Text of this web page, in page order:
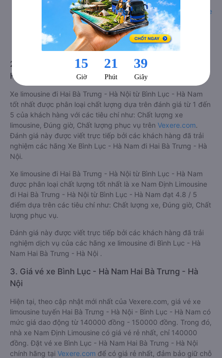
những người có thân hình nhỏ nhắn. Dòngxe cabin limousine
đi Hai Bà Trưng - Hà Nội từ Bình Lục - Hà Namnày đang là
dòng xe cao cấp nhất, hành khách thường chọn vì sự riêng
tư, thoải mái, sang trọng và tiện nghi. Tất nhiên giá thành
của loại xe này sẽ cao hơn các loại khác.
2. Về chất lượng, review, đánh giá nhà xe Bình Lục -
Hà Nam Hai Bà Trưng - Hà Nội limousine
Xe limousine đi Hai Bà Trưng - Hà Nội từ Bình Lục - Hà Nam
tốt nhất được phân loại chất lượng dựa trên đánh giá từ 1 đến
5 của khách hàng với các tiêu chí như: Chất lượng xe
limousine, Đúng giờ, Chất lượng phục vụ trên Vexere.com.
Đánh giá này được viết trực tiếp bởi các khách hàng đã trải
nghiệm các hãng Xe Bình Lục - Hà Nam đi Hai Bà Trưng - Hà
Nội.
Xe limousine đi Hai Bà Trưng - Hà Nội từ Bình Lục - Hà Nam
được phân loại chất lượng tốt nhất là xe Nam Định Limousine
đi Hai Bà Trưng - Hà Nội từ Bình Lục - Hà Nam đạt 4.8 / 5
điểm dựa trên các tiêu chí như: Chất lượng xe, Đúng giờ, Chất
lượng phục vụ.
Đánh giá này được viết trực tiếp bởi các khách hàng đã trải
nghiệm dịch vụ của các hãng xe limousine đi Bình Lục - Hà
Nam Hai Bà Trưng - Hà Nội .
3. Giá vé xe Bình Lục - Hà Nam Hai Bà Trưng - Hà
Nội
Hiện tại, theo cập nhật mới nhất của Vexere.com, giá vé xe
limousine tuyến Hai Bà Trưng - Hà Nội - Bình Lục - Hà Nam có
mức giá dao động từ 140000 đồng - 150000 đồng. Trong đó,
nhà xe Nam Định Limousine có giá vé rẻ nhất, chỉ 140000
đồng. Đặt vé xe Bình Lục - Hà Nam Hai Bà Trưng - Hà Nội
chính hãng tại Vexere.com để có giá rẻ nhất, đảm bảo giữ chỗ